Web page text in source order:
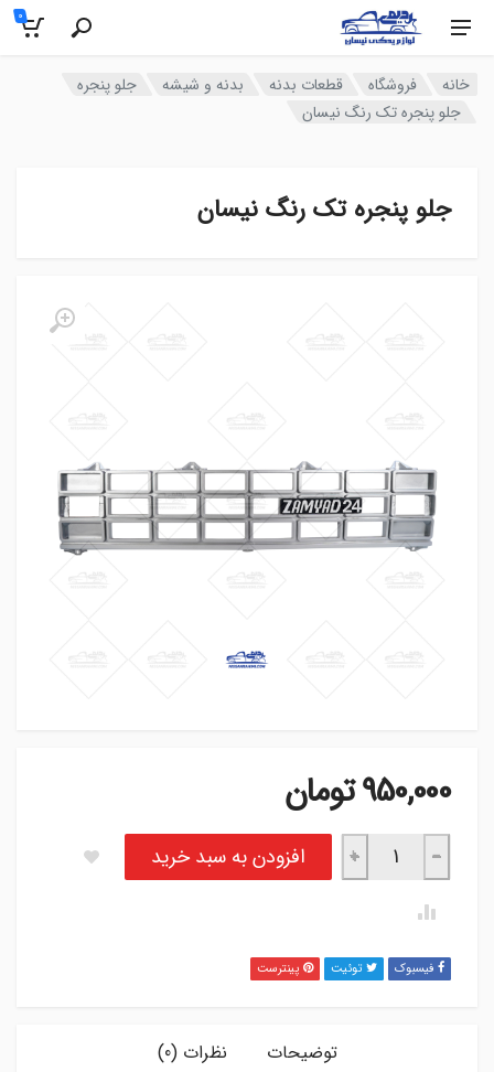
0
خانه فروشگاه قطعات بدنه بدنه و شیشه
جلو پنجره
جلو پنجره تک رنگ نیسان
جلو پنجره تک رنگ نیسان
950,000تومان
جلو پنجره تک رنگ نیسان عدد
−
+ افزودن به سبد خرید
فیسبوک توئیت پینترست
توضیحات نظرات (0)